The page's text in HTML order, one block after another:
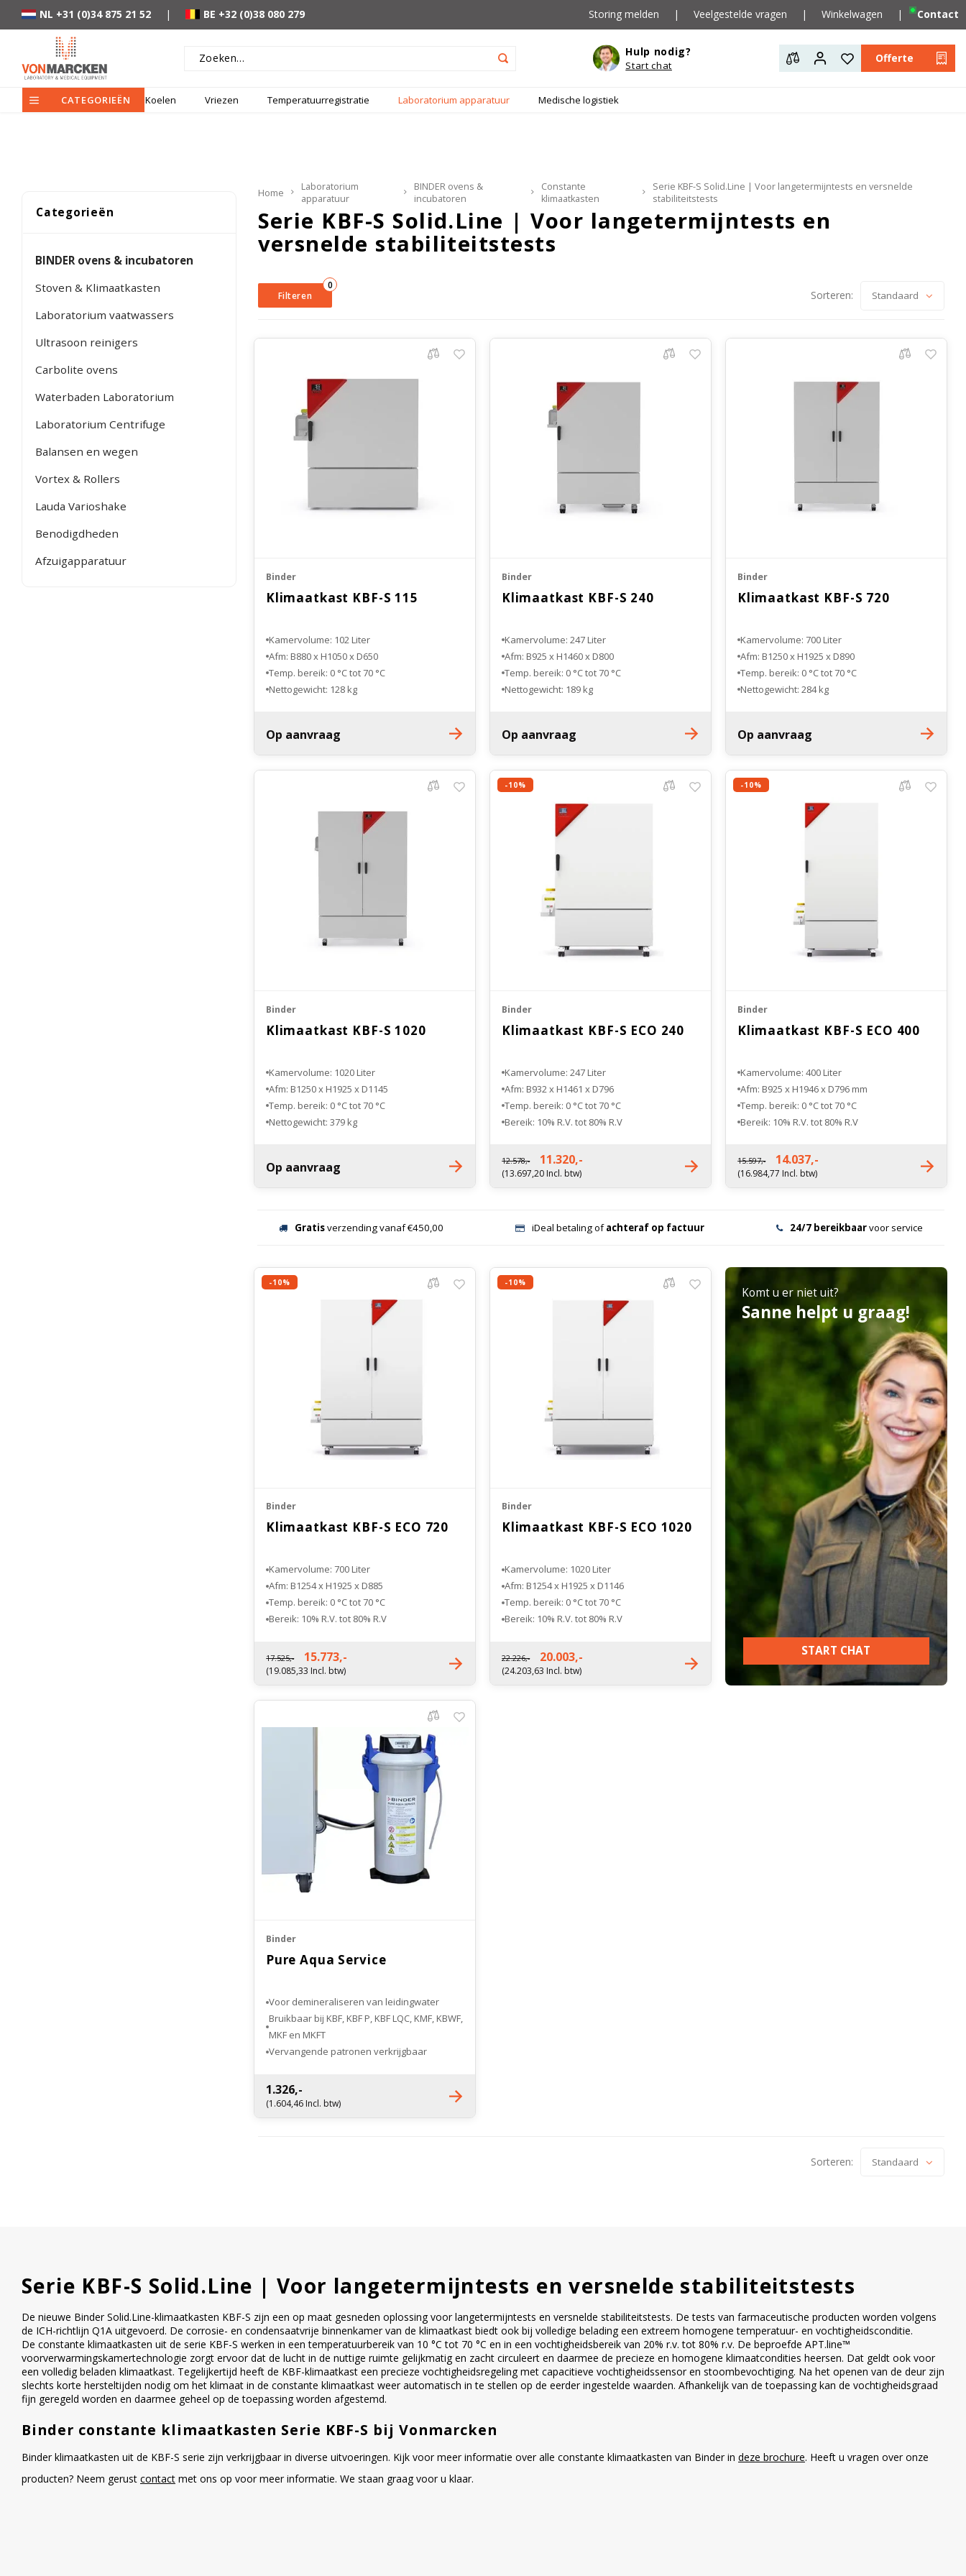
NL +31 (0)34 875 21 52 | BE +32 (0)38 080 279 Storing melden | Veelgestelde vragen | Winkelwagen | Contact
Hulp nodig?
Start chat
Offerte
CATEGORIEËN Koelen Vriezen Temperatuurregistratie Laboratorium apparatuur Medische logistiek
Categorieën
BINDER ovens & incubatoren
Stoven & Klimaatkasten
Laboratorium vaatwassers
Ultrasoon reinigers
Carbolite ovens
Waterbaden Laboratorium
Laboratorium Centrifuge
Balansen en wegen
Vortex & Rollers
Lauda Varioshake
Benodigdheden
Afzuigapparatuur
Home
Laboratorium
apparatuur
BINDER ovens &
incubatoren
Constante
klimaatkasten
Serie KBF-S Solid.Line | Voor langetermijntests en versnelde
stabiliteitstests
Serie KBF-S Solid.Line | Voor langetermijntests en
versnelde stabiliteitstests
Filteren
0
Sorteren: Standaard
Binder
Klimaatkast KBF-S 115
Kamervolume: 102 Liter
Afm: B880 x H1050 x D650
Temp. bereik: 0 °C tot 70 °C
Nettogewicht: 128 kg
Op aanvraag
Binder
Klimaatkast KBF-S 240
Kamervolume: 247 Liter
Afm: B925 x H1460 x D800
Temp. bereik: 0 °C tot 70 °C
Nettogewicht: 189 kg
Op aanvraag
Binder
Klimaatkast KBF-S 720
Kamervolume: 700 Liter
Afm: B1250 x H1925 x D890
Temp. bereik: 0 °C tot 70 °C
Nettogewicht: 284 kg
Op aanvraag
Binder
Klimaatkast KBF-S 1020
Kamervolume: 1020 Liter
Afm: B1250 x H1925 x D1145
Temp. bereik: 0 °C tot 70 °C
Nettogewicht: 379 kg
Op aanvraag
-10%
Binder
Klimaatkast KBF-S ECO 240
Kamervolume: 247 Liter
Afm: B932 x H1461 x D796
Temp. bereik: 0 °C tot 70 °C
Bereik: 10% R.V. tot 80% R.V
12.578,- 11.320,-
(13.697,20 Incl. btw)
-10%
Binder
Klimaatkast KBF-S ECO 400
Kamervolume: 400 Liter
Afm: B925 x H1946 x D796 mm
Temp. bereik: 0 °C tot 70 °C
Bereik: 10% R.V. tot 80% R.V
15.597,- 14.037,-
(16.984,77 Incl. btw)
Gratisverzending vanaf €450,00 iDeal betaling ofachteraf op factuur 24/7 bereikbaarvoor service
-10%
Binder
Klimaatkast KBF-S ECO 720
Kamervolume: 700 Liter
Afm: B1254 x H1925 x D885
Temp. bereik: 0 °C tot 70 °C
Bereik: 10% R.V. tot 80% R.V
17.525,- 15.773,-
(19.085,33 Incl. btw)
-10%
Binder
Klimaatkast KBF-S ECO 1020
Kamervolume: 1020 Liter
Afm: B1254 x H1925 x D1146
Temp. bereik: 0 °C tot 70 °C
Bereik: 10% R.V. tot 80% R.V
22.226,- 20.003,-
(24.203,63 Incl. btw)
Komt u er niet uit?
Sanne helpt u graag!
START CHAT
Binder
Pure Aqua Service
Voor demineraliseren van leidingwater
Bruikbaar bij KBF, KBF P, KBF LQC, KMF, KBWF,
MKF en MKFT
Vervangende patronen verkrijgbaar
1.326,-
(1.604,46 Incl. btw)
Sorteren: Standaard
Serie KBF-S Solid.Line | Voor langetermijntests en versnelde stabiliteitstests
De nieuwe Binder Solid.Line-klimaatkasten KBF-S zijn een op maat gesneden oplossing voor langetermijntests en versnelde stabiliteitstests. De tests van farmaceutische producten worden volgens
de ICH-richtlijn Q1A uitgevoerd. De corrosie- en condensaatvrije binnenkamer van de klimaatkast biedt ook bij volledige belading een extreem homogene temperatuur- en vochtigheidsconditie.
De constante klimaatkasten uit de serie KBF-S werken in een temperatuurbereik van 10 °C tot 70 °C en in een vochtigheidsbereik van 20% r.v. tot 80% r.v. De beproefde APT.line™
voorverwarmingskamertechnologie zorgt ervoor dat de lucht in de nuttige ruimte gelijkmatig en zacht circuleert en daarmee de precieze en homogene klimaatcondities heersen. Dat geldt ook voor
een volledig beladen klimaatkast. Tegelijkertijd heeft de KBF-klimaatkast een precieze vochtigheidsregeling met capacitieve vochtigheidssensor en stoombevochtiging. Na het openen van de deur zijn
slechts korte hersteltijden nodig om het klimaat in de constante klimaatkast weer automatisch in te stellen op de eerder ingestelde waarden. Afhankelijk van de toepassing kan de vochtigheidsgraad
fijn geregeld worden en daarmee geheel op de toepassing worden afgestemd.
Binder constante klimaatkasten Serie KBF-S bij Vonmarcken
Binder klimaatkasten uit de KBF-S serie zijn verkrijgbaar in diverse uitvoeringen. Kijk voor meer informatie over alle constante klimaatkasten van Binder in deze brochure. Heeft u vragen over onze
producten? Neem gerust contact met ons op voor meer informatie. We staan graag voor u klaar.